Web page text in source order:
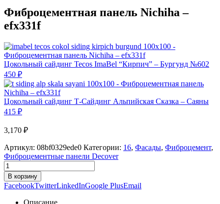
Фиброцементная панель Nichiha –
efx331f
Цокольный сайдинг Tecos ImaBel “Кирпич” – Бургунд №602
450 ₽
Цокольный сайдинг Т-Сайдинг Альпийская Сказка – Саяны
415 ₽
3,170 ₽
Артикул: 08bf0329ede0 Категории: 16, Фасады, Фиброцемент,
Фиброцементные панели Decover
В корзину
FacebookTwitterLinkedInGoogle PlusEmail